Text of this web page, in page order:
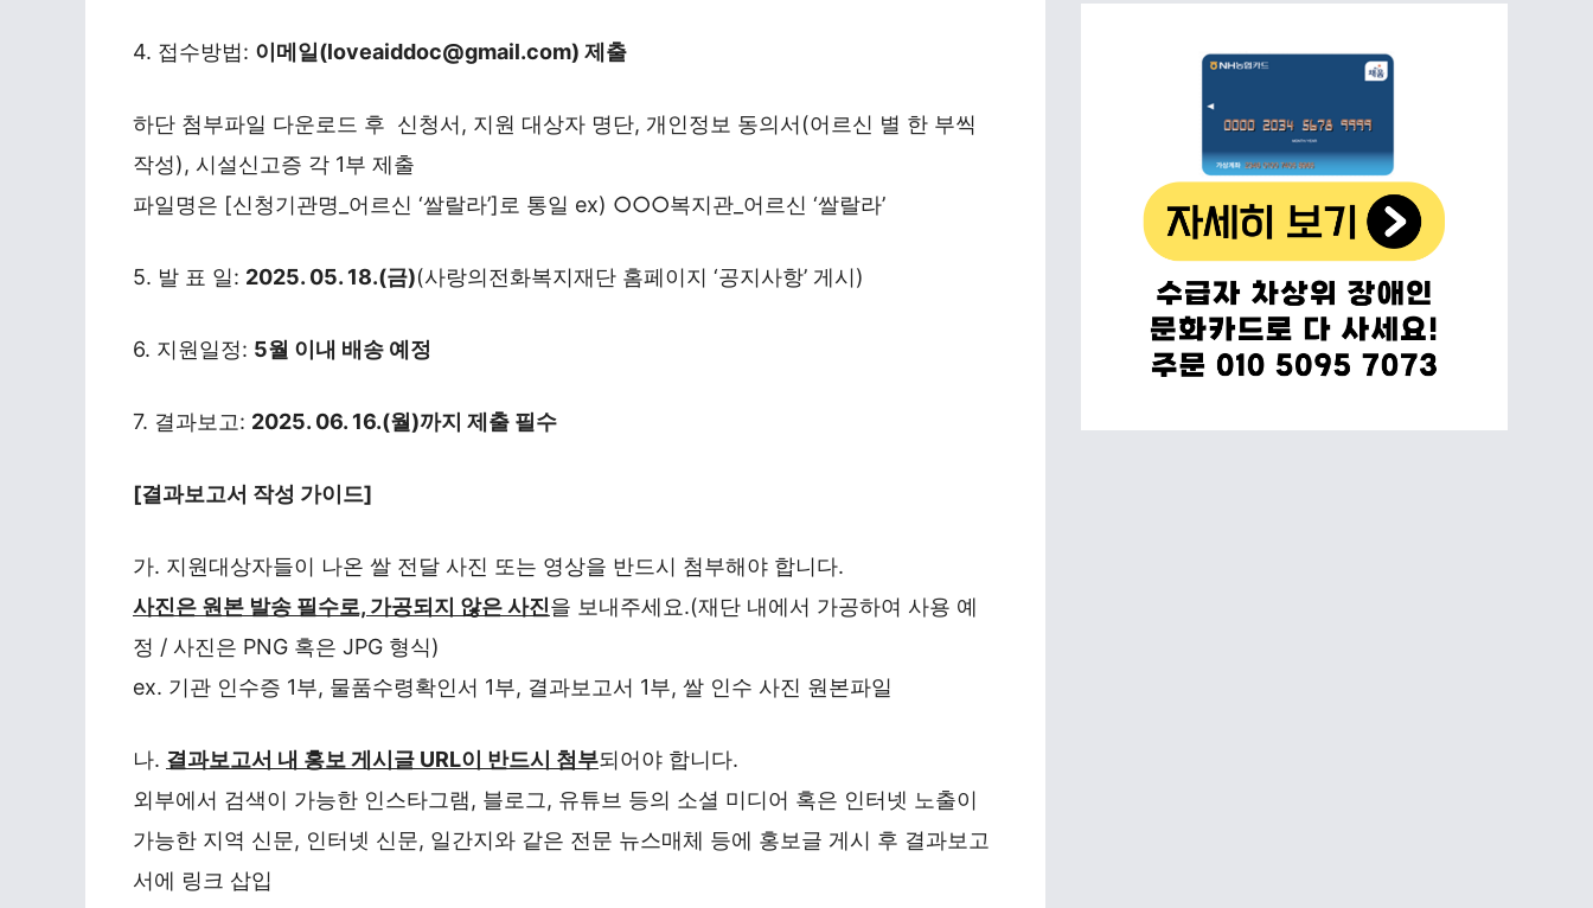
4. 접수방법: 이메일(loveaiddoc@gmail.com) 제출
하단 첨부파일 다운로드 후 신청서, 지원 대상자 명단, 개인정보 동의서(어르신 별 한 부씩
작성), 시설신고증 각 1부 제출
파일명은 [신청기관명_어르신 ‘쌀랄라’]로 통일 ex) ○○○복지관_어르신 ‘쌀랄라’
5. 발 표 일: 2025. 05. 18.(금)(사랑의전화복지재단 홈페이지 ‘공지사항’ 게시)
6. 지원일정: 5월 이내 배송 예정
7. 결과보고: 2025. 06. 16.(월)까지 제출 필수
[결과보고서 작성 가이드]
가. 지원대상자들이 나온 쌀 전달 사진 또는 영상을 반드시 첨부해야 합니다.
사진은 원본 발송 필수로, 가공되지 않은 사진을 보내주세요.(재단 내에서 가공하여 사용 예
정 / 사진은 PNG 혹은 JPG 형식)
ex. 기관 인수증 1부, 물품수령확인서 1부, 결과보고서 1부, 쌀 인수 사진 원본파일
나. 결과보고서 내 홍보 게시글 URL이 반드시 첨부되어야 합니다.
외부에서 검색이 가능한 인스타그램, 블로그, 유튜브 등의 소셜 미디어 혹은 인터넷 노출이
가능한 지역 신문, 인터넷 신문, 일간지와 같은 전문 뉴스매체 등에 홍보글 게시 후 결과보고
서에 링크 삽입